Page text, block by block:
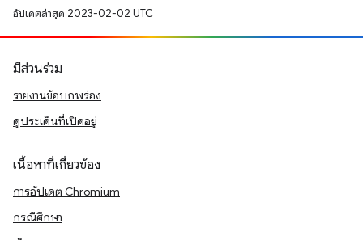
อัปเดตล่าสุด 2023-02-02 UTC
มีส่วนร่วม
รายงานข้อบกพร่อง
ดูประเด็นที่เปิดอยู่
เนื้อหาที่เกี่ยวข้อง
การอัปเดต Chromium
กรณีศึกษา